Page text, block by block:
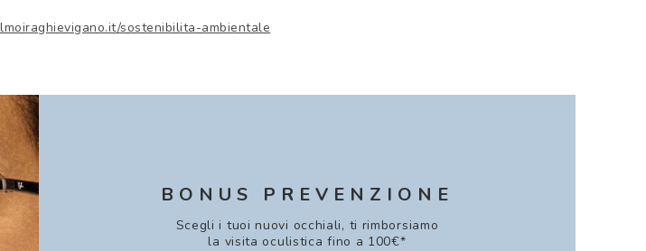
sostenibilita-ambientale
BONUS PREVENZIONE
Scegli i tuoi nuovi occhiali, ti rimborsiamo
la visita oculistica fino a 100€*